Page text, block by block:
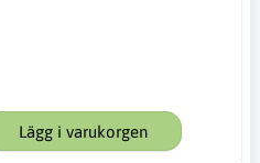
Lägg i varukorgen